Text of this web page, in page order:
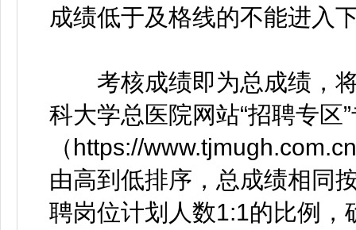
成绩低于及格线的不能进入
考核成绩即为总成绩，将
科大学总医院网站“招聘专区
（https://
由高到低排序，总成绩相同
聘岗位计划人数1:1的比例，